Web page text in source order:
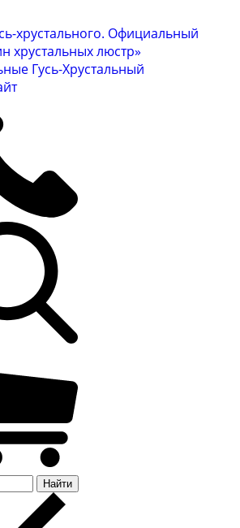
Гусь-Хрустальный
Найти